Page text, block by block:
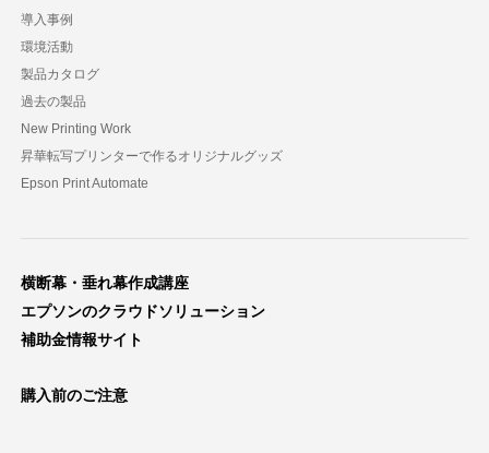
導入事例
環境活動
製品カタログ
過去の製品
New Printing Work
昇華転写プリンターで作るオリジナルグッズ
Epson Print Automate
横断幕・垂れ幕作成講座
エプソンのクラウドソリューション
補助金情報サイト
購入前のご注意